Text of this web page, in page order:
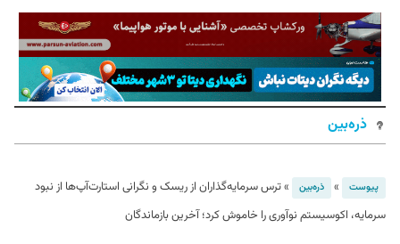
ذره‌بین
پیوست » ذره‌بین »ترس سرمایه‌گذاران از ریسک و نگرانی استارت‌آپ‌ها از نبود
سرمایه، اکوسیستم نوآوری را خاموش کرد؛ آخرین بازماندگان